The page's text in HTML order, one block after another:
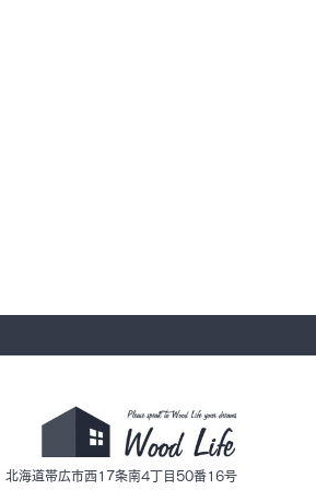
海道帯広市西17条南4丁目50番16号